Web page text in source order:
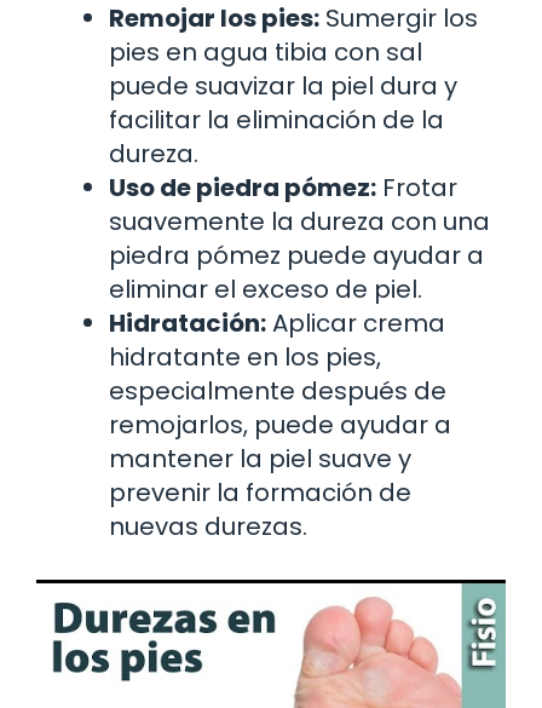
Remojar los pies: Sumergir los
pies en agua tibia con sal
puede suavizar la piel dura y
facilitar la eliminación de la
dureza.
Uso de piedra pómez: Frotar
suavemente la dureza con una
piedra pómez puede ayudar a
eliminar el exceso de piel.
Hidratación:Aplicar crema
hidratante en los pies,
especialmente después de
remojarlos, puede ayudar a
mantener la piel suave y
prevenir la formación de
nuevas durezas.